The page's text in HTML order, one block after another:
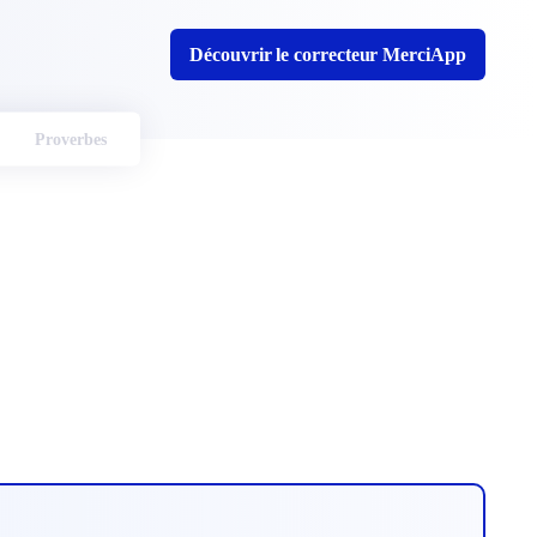
Découvrir le correcteur MerciApp
Proverbes